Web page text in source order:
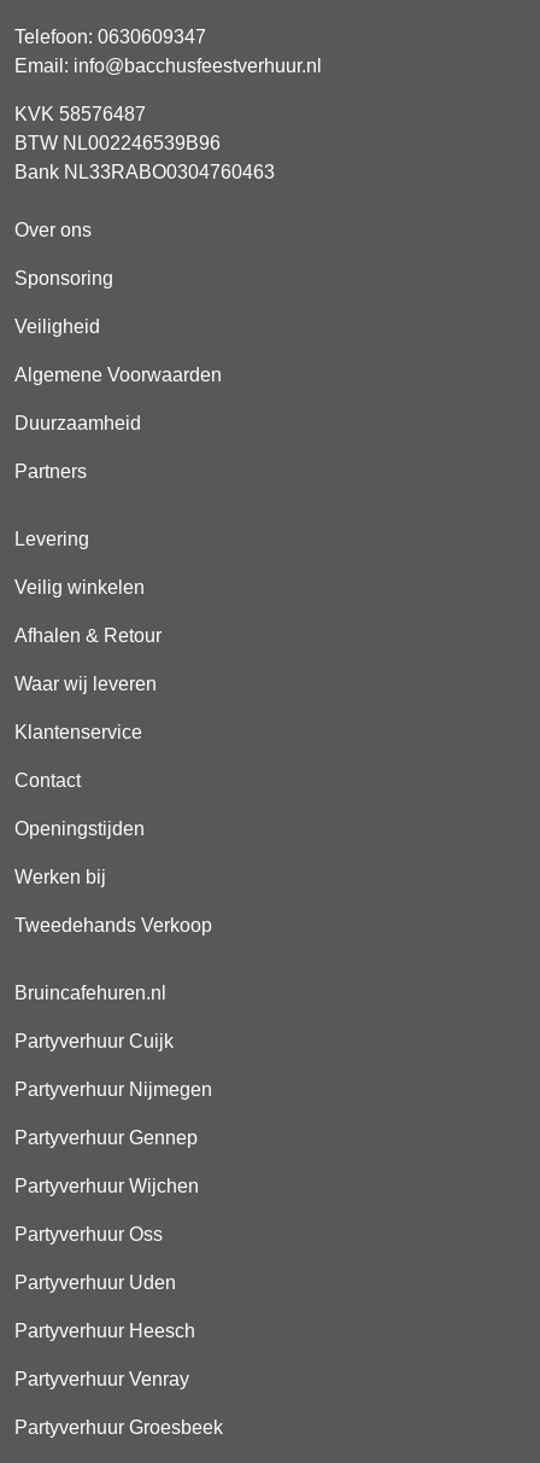
Telefoon: 0630609347
Email: info@bacchusfeestverhuur.nl
KVK 58576487
BTW NL002246539B96
Bank NL33RABO0304760463
Over ons
Sponsoring
Veiligheid
Algemene Voorwaarden
Duurzaamheid
Partners
Levering
Veilig winkelen
Afhalen & Retour
Waar wij leveren
Klantenservice
Contact
Openingstijden
Werken bij
Tweedehands Verkoop
Bruincafehuren.nl
Partyverhuur Cuijk
Partyverhuur Nijmegen
Partyverhuur Gennep
Partyverhuur Wijchen
Partyverhuur Oss
Partyverhuur Uden
Partyverhuur Heesch
Partyverhuur Venray
Partyverhuur Groesbeek